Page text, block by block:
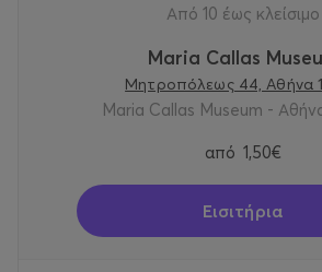
Από 10 έως κλείσιμο
Maria Callas
Μητροπόλεως 44, Αθήνα
Maria Callas Museum -
από 1,50€
Εισιτήρια